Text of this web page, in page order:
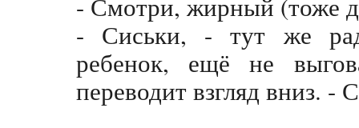
- Сиськи, - тут же
ребенок, ещё не
переводит взгляд вниз.